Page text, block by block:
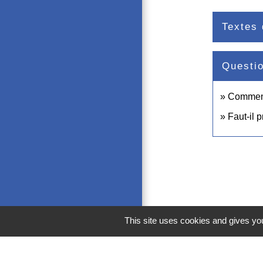
Textes
Faut-il
This site uses cookies and gives